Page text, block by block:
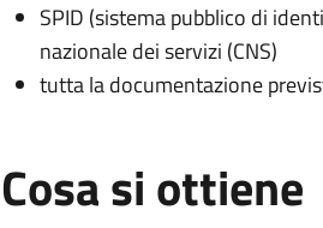
SPID (sistema pubblico di
nazionale dei servizi (CNS)
tutta la documentazione
Cosa si ottiene